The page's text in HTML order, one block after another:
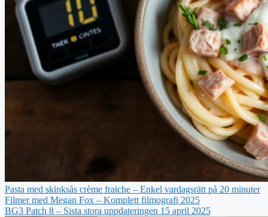
Pasta med skinksås crème fraiche – Enkel vardagsrätt på 20 minuter
Filmer med Megan Fox – Komplett filmografi 2025
BG3 Patch 8 – Sista stora uppdateringen 15 april 2025